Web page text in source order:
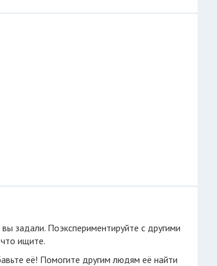
задали. Поэкспериментируйте с другими
ищите.
её! Помогите другим людям её найти